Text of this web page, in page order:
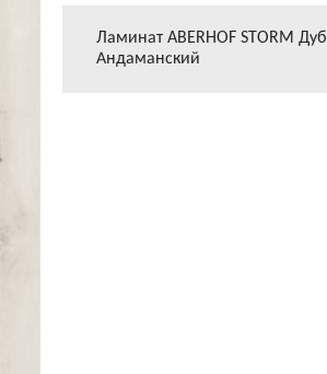
Ламинат ABERHOF STORM Дуб
Андаманский